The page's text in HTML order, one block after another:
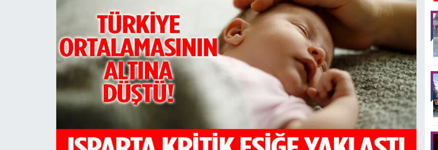
KÜLTÜR SANAT
MAGAZİN